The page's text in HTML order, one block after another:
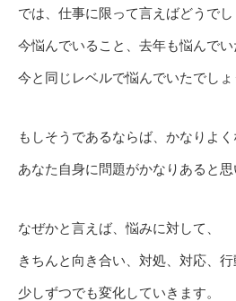
では、仕事に限って言えばどうでし
今悩んでいること、去年も悩んでい
今と同じレベルで悩んでいたでしょ
もしそうであるならば、かなりよく
あなた自身に問題がかなりあると思
なぜかと言えば、悩みに対して、
きちんと向き合い、対処、対応、行
少しずつでも変化していきます。